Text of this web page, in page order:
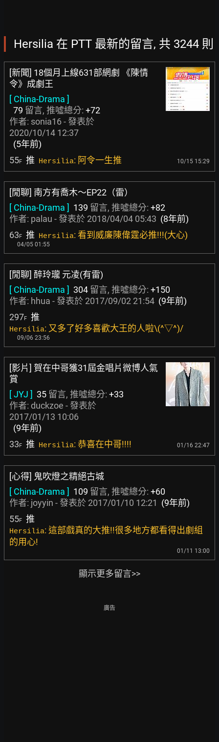
Hersilia 在 PTT 最新的留言, 共 3244 則
[新聞] 18個月上線631部網劇 《陳情
令》成劇王
[ China-Drama ]
79 留言, 推噓總分: +72
作者: sonia16- 發表於
2020/10/14 12:37
(5年前)
55F 推 Hersilia: 阿令一生推 10/15 15:29
[閒聊] 南方有喬木～EP22（雷）
[ China-Drama ] 139 留言, 推噓總分: +82
作者: palau - 發表於 2018/04/04 05:43 (8年前)
63F 推 Hersilia: 看到威廉陳偉霆必推!!!(大心)
04/05 01:55
[閒聊] 醉玲瓏 元凌(有雷)
[ China-Drama ] 304 留言, 推噓總分: +150
作者: hhua - 發表於 2017/09/02 21:54 (9年前)
297F 推
Hersilia: 又多了好多喜歡大王的人啦\(^▽^)/
09/06 23:56
[影片] 賀在中哥獲31屆金唱片微博人氣
賞
[ JYJ ] 35 留言, 推噓總分: +33
作者: duckzoe - 發表於
2017/01/13 10:06
(9年前)
33F 推 Hersilia: 恭喜在中哥!!!! 01/16 22:47
[心得] 鬼吹燈之精絕古城
[ China-Drama ] 109 留言, 推噓總分: +60
作者: joyyin - 發表於 2017/01/10 12:21 (9年前)
55F 推
Hersilia: 這部戲真的大推!!很多地方都看得出劇組
的用心!
01/11 13:00
顯示更多留言>>
廣告